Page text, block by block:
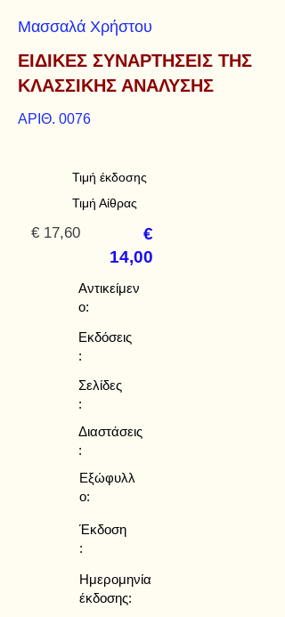
Μασσαλά Χρήστου
ΕΙΔΙΚΕΣ ΣΥΝΑΡΤΗΣΕΙΣ ΤΗΣ
ΚΛΑΣΣΙΚΗΣ ΑΝΑΛΥΣΗΣ
ΑΡΙΘ. 0076
Τιμή έκδοσης
Τιμή Αίθρας
€ 17,60
€
14,00
Αντικείμεν
ο:
Εκδόσεις
:
Σελίδες
:
Διαστάσεις
:
Εξώφυλλ
ο:
Έκδοση
:
Ημερομηνία
έκδοσης: